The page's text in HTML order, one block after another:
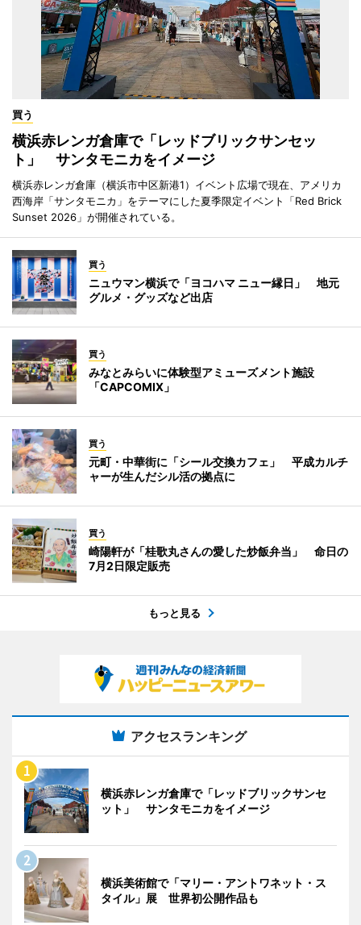
買う
横浜赤レンガ倉庫で「レッドブリックサンセッ
ト」 サンタモニカをイメージ
横浜赤レンガ倉庫（横浜市中区新港1）イベント広場で現在、アメリカ
西海岸「サンタモニカ」をテーマにした夏季限定イベント「Red Brick
Sunset 2026」が開催されている。
買う
ニュウマン横浜で「ヨコハマ ニュー縁日」 地元
グルメ・グッズなど出店
買う
みなとみらいに体験型アミューズメント施設
「CAPCOMIX」
買う
元町・中華街に「シール交換カフェ」 平成カルチ
ャーが生んだシル活の拠点に
買う
崎陽軒が「桂歌丸さんの愛した炒飯弁当」 命日の
7月2日限定販売
もっと見る
アクセスランキング
横浜赤レンガ倉庫で「レッドブリックサンセ
ット」 サンタモニカをイメージ
横浜美術館で「マリー・アントワネット・ス
タイル」展 世界初公開作品も